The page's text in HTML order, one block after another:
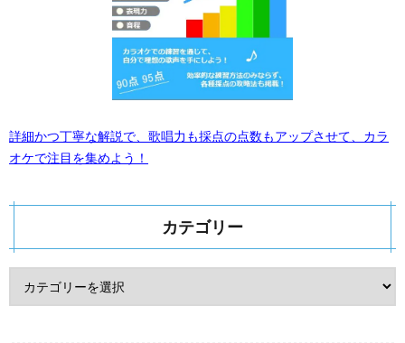
詳細かつ丁寧な解説で、歌唱力も採点の点数もアップさせて、カラ
オケで注目を集めよう！
カテゴリー